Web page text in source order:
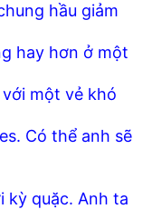
hầu giảm
hay hơn ở một
một vẻ khó
Có thể anh sẽ
kỳ quặc. Anh ta